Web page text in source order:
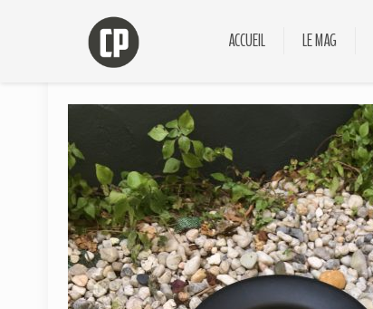
ACCUEIL LE MAG